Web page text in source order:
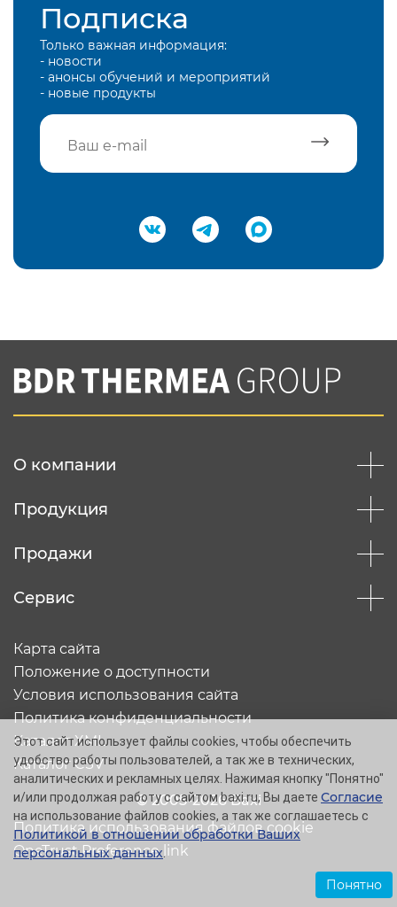
Подписка
Только важная информация:
- новости
- анонсы обучений и мероприятий
- новые продукты
Подтвердить e-mail
Вы соглашаетесь с нашей политикой
конфеденциальности
О компании
Продукция
Продажи
Сервис
© 2005-2026 Baxi
Карта сайта
Положение о доступности
Условия использования сайта
Политика конфиденциальности
Каталог XML
Каталог CSV
Политика использования файлов cookie
OneTrust Preference link
Этот сайт использует файлы cookies, чтобы обеспечить
удобство работы пользователей, а так же в технических,
аналитических и рекламных целях. Нажимая кнопку "Понятно"
и/или продолжая работу с сайтом baxi.ru, Вы даете Согласие
на использование файлов cookies, а так же соглашаетесь с
Политикой в отношении обработки Ваших
персональных данных.
Понятно